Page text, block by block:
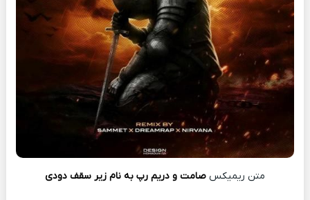
متن ریمیکس صامت و دریم رپ به نام زیر سقف دودی